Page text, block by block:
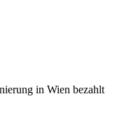
in Wien bezahlt